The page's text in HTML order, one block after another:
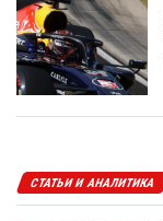
СТАТЬИ И АНАЛИТИКА